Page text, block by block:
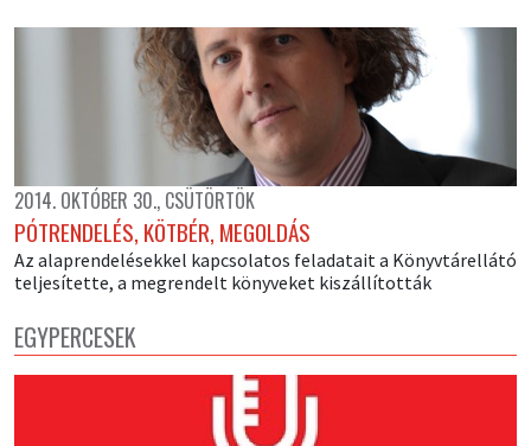
2014. OKTÓBER 30., CSÜTÖRTÖK
PÓTRENDELÉS, KÖTBÉR, MEGOLDÁS
Az alaprendelésekkel kapcsolatos feladatait a Könyvtárellátó
teljesítette, a megrendelt könyveket kiszállították
EGYPERCESEK